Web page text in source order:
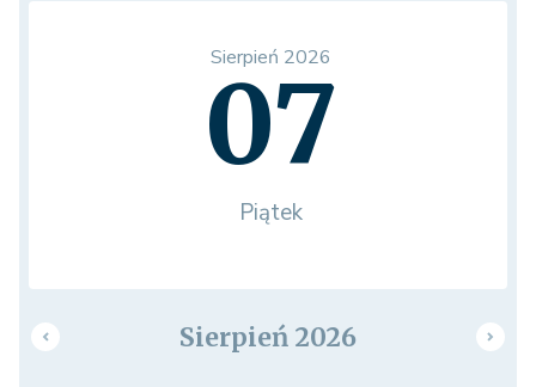
Sierpień 2026
07
Piątek
Sierpień 2026